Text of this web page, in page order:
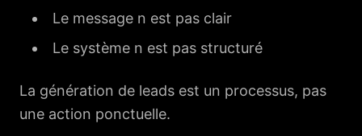
Le message n est pas clair
Le système n est pas structuré
La génération de leads est un processus, pas
une action ponctuelle.